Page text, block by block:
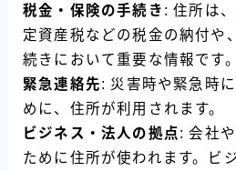
税金・保険の手続き : 住所は
定資産税などの税金の納付や
続きにおいて重要な情報です。
緊急連絡先: 災害時や緊急時
めに、住所が利用されます。
ビジネス・法人の拠点: 会社
ために住所が使われます。ビ